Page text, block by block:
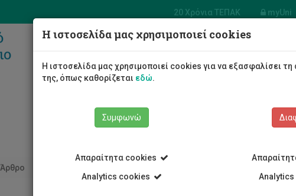
20 Χρόνια ΤΕΠΑΚ myUni
Φοιτητές/τριες
Άρθρο
Η ιστοσελίδα μας χρησιμοποιεί cookies
Η ιστοσελίδα μας χρησιμοποιεί cookies για να εξασφαλίσει
της, όπως καθορίζεται εδώ.
Συμφωνώ
Απαραίτητα cookies
Analytics cookies